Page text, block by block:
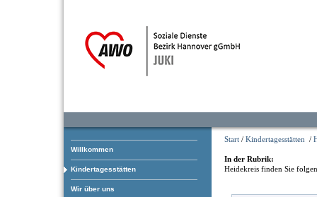
Willkommen
Kindertagesstätten
Wir über uns
Start / Kindertagesstätten /
In der Rubrik:
Heidekreis finden Sie